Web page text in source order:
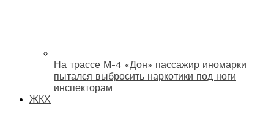
На трассе М-4 «Дон» пассажир иномарки
пытался выбросить наркотики под ноги
инспекторам
ЖКХ